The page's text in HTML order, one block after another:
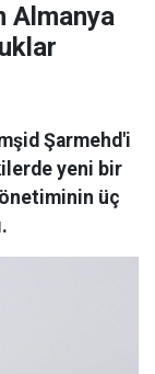
Almanya
Şarmehd'i
yeni bir
üç